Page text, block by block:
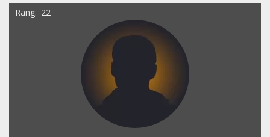
Rang 22